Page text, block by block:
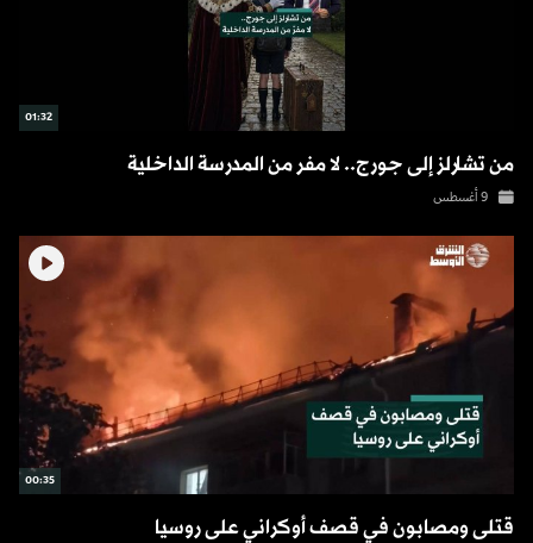
01:32
من تشارلز إلى جورج.. لا مفر من المدرسة الداخلية
9 أغسطس
00:35
قتلى ومصابون في قصف أوكراني على روسيا